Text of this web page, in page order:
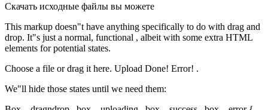
Скачать исходные файлы вы можете
This markup doesn"t have anything specifically to do with drag and
drop. It"s just a normal, functional , albeit with some extra HTML
elements for potential states.
Choose a file or drag it here. Upload Done! Error! .
We"ll hide those states until we need them: